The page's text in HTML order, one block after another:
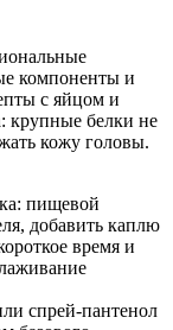
компоненты и
с яйцом и
крупные белки не
кожу головы.
пищевой
добавить каплю
время и
спрей‑пантенол